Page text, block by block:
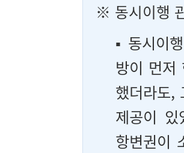
※ 동시이행
▪ 동시이
방이 먼저
했더라도,
제공이 있
항변권이